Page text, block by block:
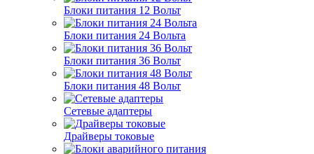
Блоки питания 12 Вольт
Блоки питания 24 Вольта
Блоки питания 36 Вольт
Блоки питания 48 Вольт
Сетевые адаптеры
Драйверы токовые